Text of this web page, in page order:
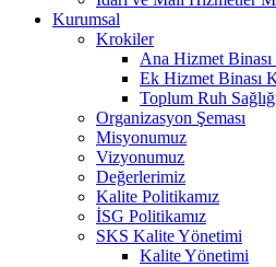
Kurumsal
Krokiler
Ana Hizmet
Ek Hizmet Binası
Toplum Ruh
Organizasyon Şeması
Misyonumuz
Vizyonumuz
Değerlerimiz
Kalite Politikamız
İSG Politikamız
SKS Kalite Yönetimi
Kalite Yönetimi